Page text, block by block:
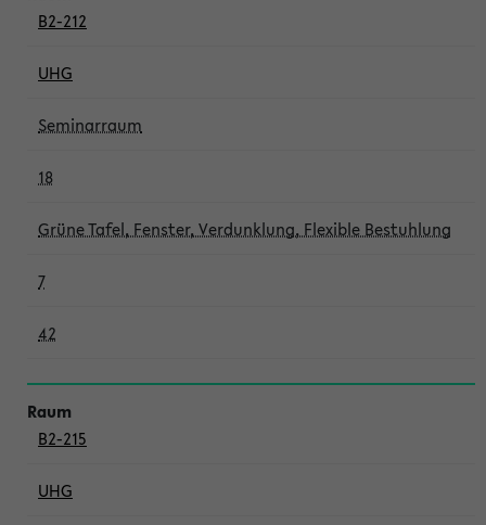
B2-212
UHG
Seminarraum
18
Grüne Tafel, Fenster, Verdunklung, Flexible Bestuhlung
7
42
B2-215
UHG